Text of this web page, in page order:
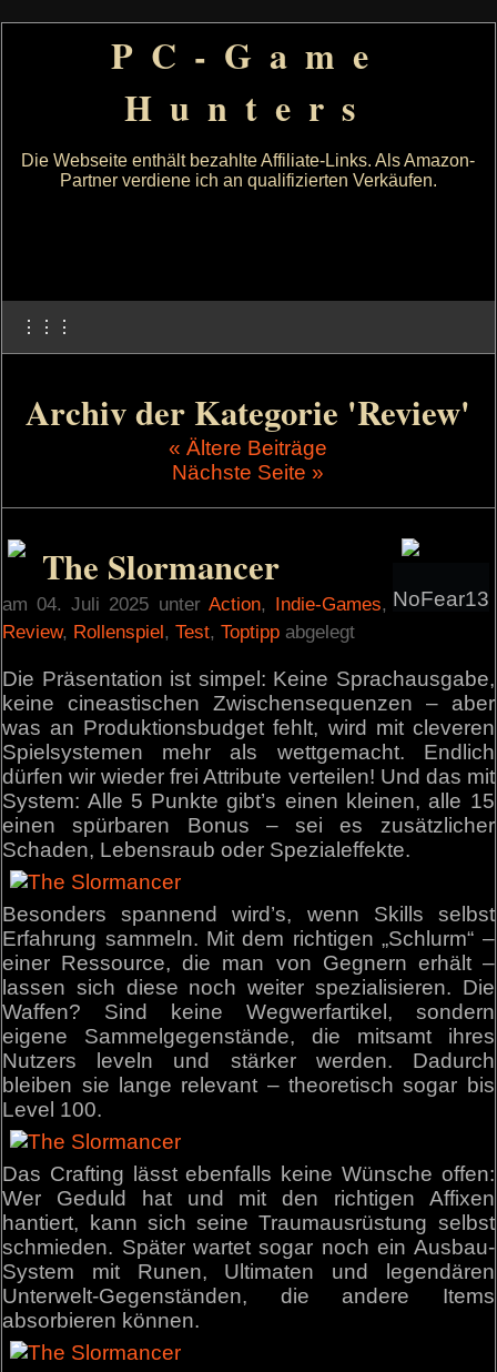
PC-Game
Hunters
Die Webseite enthält bezahlte Affiliate-Links. Als Amazon-
Partner verdiene ich an qualifizierten Verkäufen.
⋮⋮⋮
Archiv der Kategorie 'Review'
« Ältere Beiträge
Nächste Seite »
NoFear13
The Slormancer
am 04. Juli 2025 unter Action, Indie-Games,
Review, Rollenspiel,Test,Toptipp abgelegt
Die Präsentation ist simpel: Keine Sprachausgabe,
keine cineastischen Zwischensequenzen – aber
was an Produktionsbudget fehlt, wird mit cleveren
Spielsystemen mehr als wettgemacht. Endlich
dürfen wir wieder frei Attribute verteilen! Und das mit
System: Alle 5 Punkte gibt’s einen kleinen, alle 15
einen spürbaren Bonus – sei es zusätzlicher
Schaden, Lebensraub oder Spezialeffekte.
Besonders spannend wird’s, wenn Skills selbst
Erfahrung sammeln. Mit dem richtigen „Schlurm“ –
einer Ressource, die man von Gegnern erhält –
lassen sich diese noch weiter spezialisieren. Die
Waffen? Sind keine Wegwerfartikel, sondern
eigene Sammelgegenstände, die mitsamt ihres
Nutzers leveln und stärker werden. Dadurch
bleiben sie lange relevant – theoretisch sogar bis
Level 100.
Das Crafting lässt ebenfalls keine Wünsche offen:
Wer Geduld hat und mit den richtigen Affixen
hantiert, kann sich seine Traumausrüstung selbst
schmieden. Später wartet sogar noch ein Ausbau-
System mit Runen, Ultimaten und legendären
Unterwelt-Gegenständen, die andere Items
absorbieren können.